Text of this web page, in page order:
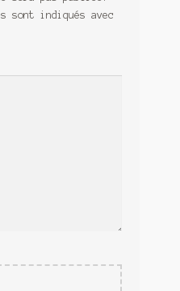
sont indiqués avec